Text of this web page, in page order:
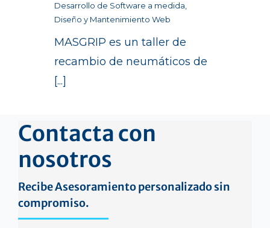
Desarrollo de Software a medida
Diseño y Mantenimiento Web
MASGRIP es un taller de
recambio de neumáticos de
[...]
Contacta con
nosotros
Recibe Asesoramiento personalizado sin
compromiso.